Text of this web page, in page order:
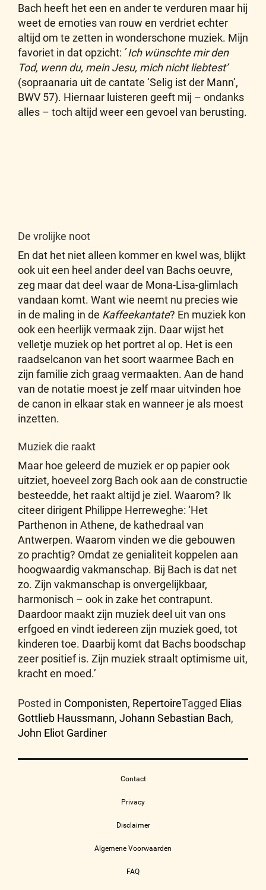
Bach heeft het een en ander te verduren maar hij
weet de emoties van rouw en verdriet echter
altijd om te zetten in wonderschone muziek. Mijn
favoriet in dat opzicht: ´Ich wünschte mir den
Tod, wenn du, mein Jesu, mich nicht liebtest’
(sopraanaria uit de cantate ‘Selig ist der Mann’,
BWV 57). Hiernaar luisteren geeft mij – ondanks
alles – toch altijd weer een gevoel van berusting.
De vrolijke noot
En dat het niet alleen kommer en kwel was, blijkt
ook uit een heel ander deel van Bachs oeuvre,
zeg maar dat deel waar de Mona-Lisa-glimlach
vandaan komt. Want wie neemt nu precies wie
in de maling in de Kaffeekantate? En muziek kon
ook een heerlijk vermaak zijn. Daar wijst het
velletje muziek op het portret al op. Het is een
raadselcanon van het soort waarmee Bach en
zijn familie zich graag vermaakten. Aan de hand
van de notatie moest je zelf maar uitvinden hoe
de canon in elkaar stak en wanneer je als moest
inzetten.
Muziek die raakt
Maar hoe geleerd de muziek er op papier ook
uitziet, hoeveel zorg Bach ook aan de constructie
besteedde, het raakt altijd je ziel. Waarom? Ik
citeer dirigent Philippe Herreweghe: ‘Het
Parthenon in Athene, de kathedraal van
Antwerpen. Waarom vinden we die gebouwen
zo prachtig? Omdat ze genialiteit koppelen aan
hoogwaardig vakmanschap. Bij Bach is dat net
zo. Zijn vakmanschap is onvergelijkbaar,
harmonisch – ook in zake het contrapunt.
Daardoor maakt zijn muziek deel uit van ons
erfgoed en vindt iedereen zijn muziek goed, tot
kinderen toe. Daarbij komt dat Bachs boodschap
zeer positief is. Zijn muziek straalt optimisme uit,
kracht en moed.’
Posted in Componisten, RepertoireTagged Elias
Gottlieb Haussmann, Johann Sebastian Bach,
John Eliot Gardiner
Contact
Privacy
Disclaimer
Algemene Voorwaarden
FAQ